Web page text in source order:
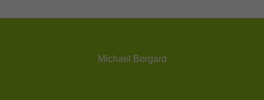
Michael Borgard
Nur essenzielle Cookies akzeptieren